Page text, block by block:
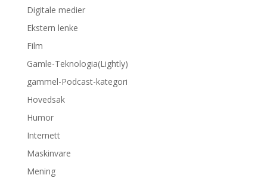
Digitale medier
Ekstern lenke
Film
Gamle-Teknologia(Lightly)
gammel-Podcast-kategori
Hovedsak
Humor
Internett
Maskinvare
Mening